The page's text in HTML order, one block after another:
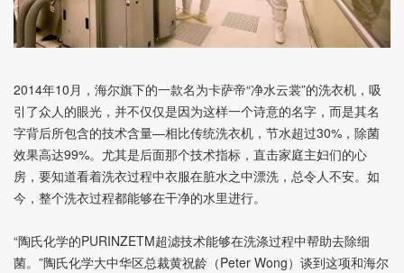
2014年10月，海尔旗下的一款名为卡萨帝“净水云裳”的洗衣机，吸
引了众人的眼光，并不仅仅是因为这样一个诗意的名字，而是其名
字背后所包含的技术含量—相比传统洗衣机，节水超过30%，除菌
效果高达99%。尤其是后面那个技术指标，直击家庭主妇们的心
房，要知道看着洗衣过程中衣服在脏水之中漂洗，总令人不安。如
今，整个洗衣过程都能够在干净的水里进行。
“陶氏化学的PURINZETM超滤技术能够在洗涤过程中帮助去除细
菌。”陶氏化学大中华区总裁黄祝龄（Peter Wong）谈到这项和海尔